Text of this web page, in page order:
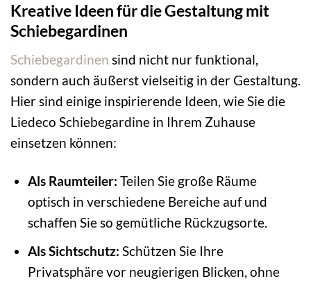
Kreative Ideen für die Gestaltung mit
Schiebegardinen
Schiebegardinen sind nicht nur funktional,
sondern auch äußerst vielseitig in der Gestaltung.
Hier sind einige inspirierende Ideen, wie Sie die
Liedeco Schiebegardine in Ihrem Zuhause
einsetzen können:
Als Raumteiler: Teilen Sie große Räume
optisch in verschiedene Bereiche auf und
schaffen Sie so gemütliche Rückzugsorte.
Als Sichtschutz: Schützen Sie Ihre
Privatsphäre vor neugierigen Blicken, ohne